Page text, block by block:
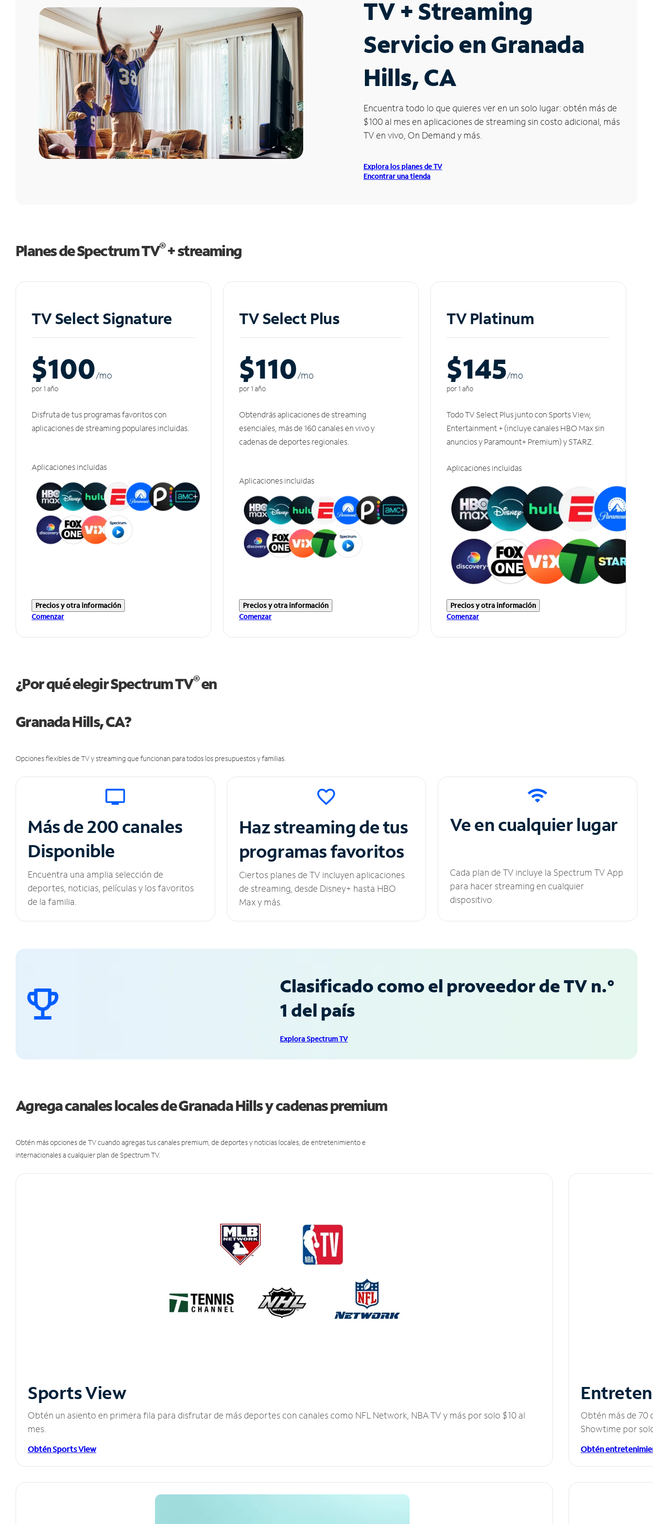
TV + Streaming
Servicio en Granada
Hills, CA
Encuentra todo lo que quieres ver en un solo lugar: obtén más de
$100 al mes en aplicaciones de streaming sin costo adicional, más
TV en vivo, On Demand y más.
Explora los planes de TV
Encontrar una tienda
Planes de Spectrum TV®+ streaming
TV Select Signature
$100/mo
por 1 año
Disfruta de tus programas favoritos con
aplicaciones de streaming populares incluidas.
Aplicaciones incluidas
Precios y otra información
Comenzar
TV Select Plus
$110/mo
por 1 año
Obtendrás aplicaciones de streaming
esenciales, más de 160 canales en vivo y
cadenas de deportes regionales.
Aplicaciones incluidas
Precios y otra información
Comenzar
TV Platinum
$145/mo
por 1 año
Todo TV Select Plus junto con Sports View,
Entertainment + (incluye canales HBO Max sin
anuncios y Paramount+ Premium) y STARZ.
Aplicaciones incluidas
Precios y otra información
Comenzar
¿Por qué elegir Spectrum TV®en
Granada Hills, CA?
Opciones flexibles de TV y streaming que funcionan para todos los presupuestos y familias.
Más de 200 canales
Disponible
Encuentra una amplia selección de
deportes, noticias, películas y los favoritos
de la familia.
Haz streaming de tus
programas favoritos
Ciertos planes de TV incluyen aplicaciones
de streaming, desde Disney+ hasta HBO
Max y más.
Ve en cualquier lugar
Cada plan de TV incluye la Spectrum TV App
para hacer streaming en cualquier
dispositivo.
Clasificado como el proveedor de TV n.°
1 del país
Explora Spectrum TV
Agrega canales locales de Granada Hills y cadenas premium
Obtén más opciones de TV cuando agregas tus canales premium, de deportes y noticias locales, de entretenimiento e
internacionales a cualquier plan de Spectrum TV.
Sports View
Obtén un asiento en primera fila para disfrutar de más deportes con canales como NFL Network, NBA TV y más por solo $10 al
mes.
Obtén Sports View
Obtén más de 70
Showtime por
Obtén